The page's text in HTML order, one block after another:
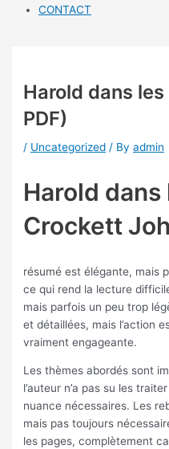
CONTACT
Harold dans
PDF)
/ Uncategorized / Byadmin
Harold
Crockett
résumé est élégante, mais
ce qui rend la lecture
mais parfois un peu trop
et détaillées, mais l’action
vraiment engageante.
Les thèmes abordés sont
l’auteur n’a pas su les
nuance nécessaires. Les
mais pas toujours
les pages, complètement